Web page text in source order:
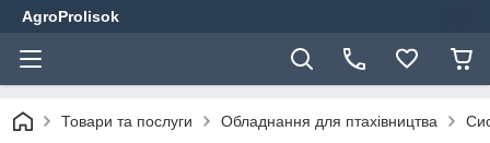
AgroProlisok
Товари та послуги Обладнання для птахівництва